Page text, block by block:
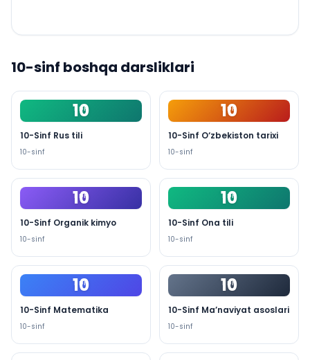
Atamalar lug‘ati
10-sinf boshqa darsliklari
10
PDF
10-Sinf Rus tili
10-sinf
10
PDF
10-Sinf O‘zbekiston tarixi
10-sinf
10
PDF
10-Sinf Organik kimyo
10-sinf
10
PDF
10-Sinf Ona tili
10-sinf
10
PDF
10-Sinf Matematika
10-sinf
10
PDF
10-Sinf Ma’naviyat asoslari
10-sinf